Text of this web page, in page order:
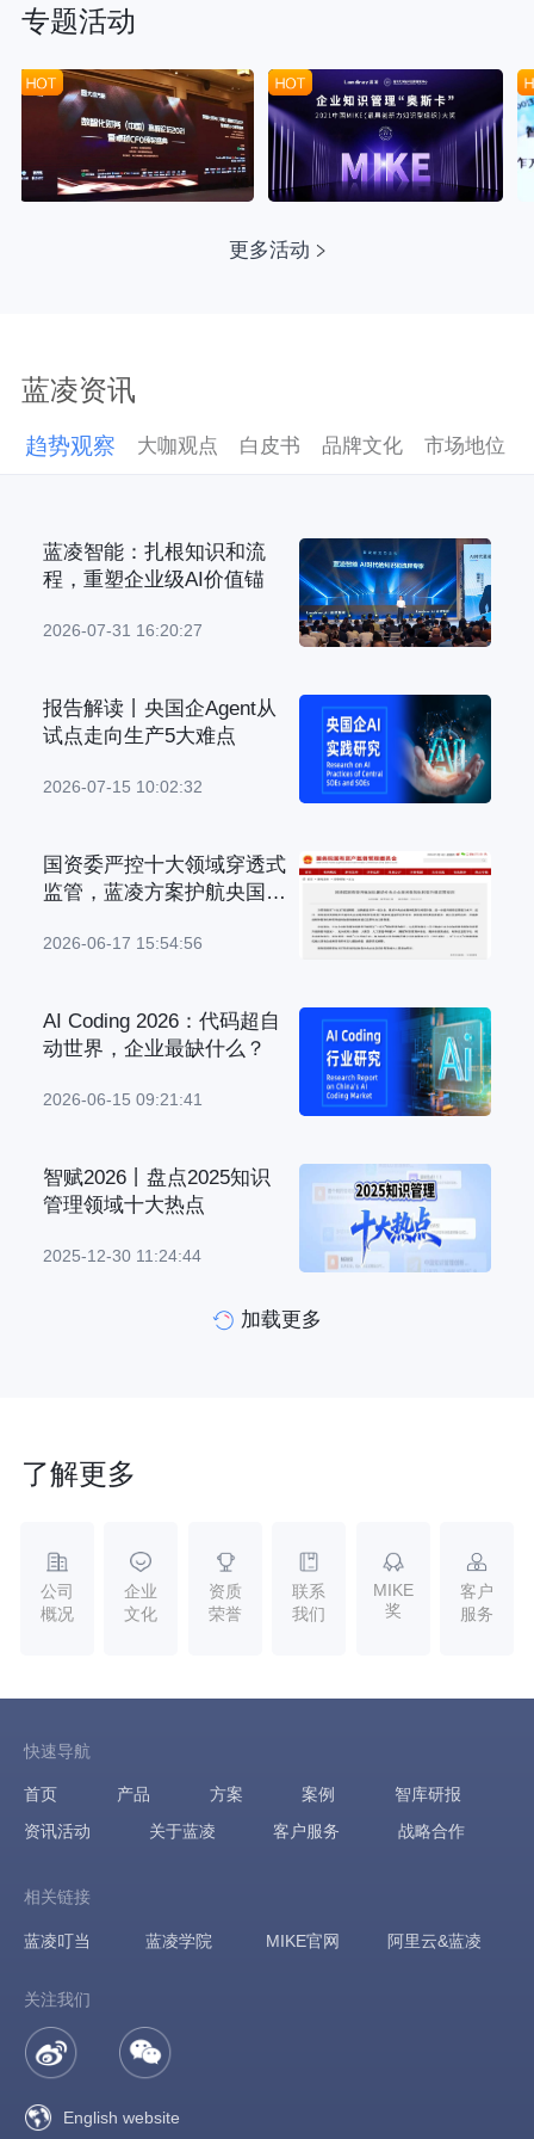
专题活动
更多活动
蓝凌资讯
趋势观察 大咖观点 白皮书 品牌文化 市场地位
蓝凌智能：扎根知识和流
程，重塑企业级AI价值锚
2026-07-31 16:20:27
报告解读丨央国企Agent从
试点走向生产5大难点
2026-07-15 10:02:32
国资委严控十大领域穿透式
监管，蓝凌方案护航央国企
2026-06-17 15:54:56
AI Coding 2026：代码超自
动世界，企业最缺什么？
2026-06-15 09:21:41
智赋2026丨盘点2025知识
管理领域十大热点
2025-12-30 11:24:44
加载更多
了解更多
公司
概况
企业
文化
资质
荣誉
联系
我们
MIKE
奖
客户
服务
快速导航
首页 产品 方案 案例
智库研报
资讯活动
关于蓝凌 客户服务 战略合作
相关链接
蓝凌叮当 蓝凌学院 MIKE官网 阿里云&蓝凌
关注我们
English website